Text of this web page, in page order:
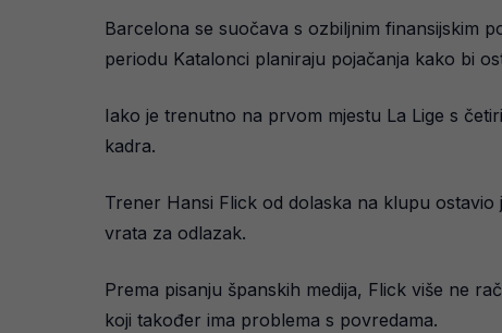
Barcelona se suočava s ozbiljnim finansijskim
periodu Katalonci planiraju pojačanja kako bi
Iako je trenutno na prvom mjestu La Lige s
kadra.
Trener Hansi Flick od dolaska na klupu
vrata za odlazak.
Prema pisanju španskih medija, Flick više ne
koji također ima problema s povredama.